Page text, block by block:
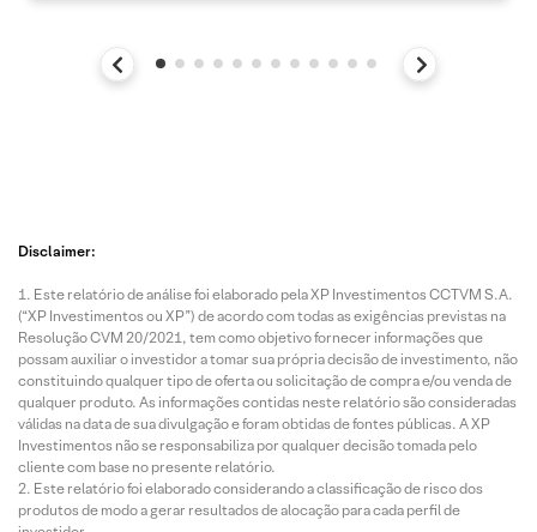
Disclaimer:
Este relatório de análise foi elaborado pela XP Investimentos CCTVM S.A.
(“XP Investimentos ou XP”) de acordo com todas as exigências previstas na
Resolução CVM 20/2021, tem como objetivo fornecer informações que
possam auxiliar o investidor a tomar sua própria decisão de investimento, não
constituindo qualquer tipo de oferta ou solicitação de compra e/ou venda de
qualquer produto. As informações contidas neste relatório são consideradas
válidas na data de sua divulgação e foram obtidas de fontes públicas. A XP
Investimentos não se responsabiliza por qualquer decisão tomada pelo
cliente com base no presente relatório.
Este relatório foi elaborado considerando a classificação de risco dos
produtos de modo a gerar resultados de alocação para cada perfil de